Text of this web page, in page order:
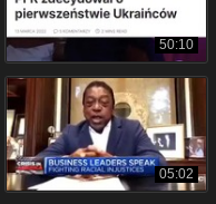
50:10
05:02